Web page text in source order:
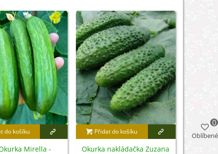
do košíku
Mirella -
Přidat do košíku
Okurka nakládačka Zuzana
Oblíbené
0